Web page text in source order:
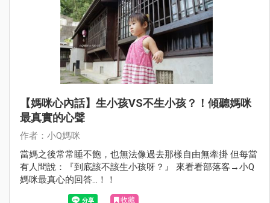
【媽咪心內話】生小孩VS不生小孩？！傾聽媽咪
最真實的心聲
作者：小Q媽咪
當媽之後常常睡不飽，也無法像過去那樣自由無牽掛 但每當
有人問說：『到底該不該生小孩呀？』 來看看部落客→小Q
媽咪最真心的回答…！！
收藏